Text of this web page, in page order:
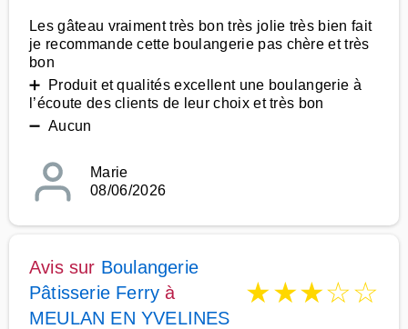
Les gâteau vraiment très bon très jolie très bien fait
je recommande cette boulangerie pas chère et très
bon
➕ Produit et qualités excellent une boulangerie à
l’écoute des clients de leur choix et très bon
➖ Aucun
Marie
08/06/2026
Avis sur Boulangerie
Pâtisserie Ferry à
MEULAN EN YVELINES
★★★☆☆